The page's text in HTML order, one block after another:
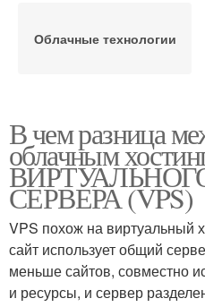
Облачные технологии
Традиционный хостинг
В чем разница
облачным
СЕРВЕРА (VPS)
VPS похож на виртуальный
сайт использует общий
меньше сайтов, совместно
и ресурсы, и сервер